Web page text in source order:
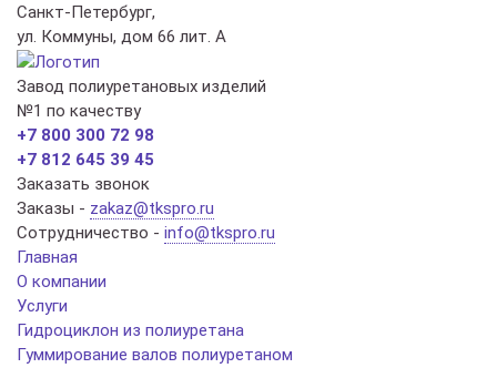
Санкт-Петербург,
ул. Коммуны, дом 66 лит. А
Завод полиуретановых изделий
№1 по качеству
+7 800 300 72 98
+7 812 645 39 45
Заказать звонок
Заказы - zakaz@tkspro.ru
Сотрудничество - info@tkspro.ru
Главная
О компании
Услуги
Гидроциклон из полиуретана
Гуммирование валов полиуретаном